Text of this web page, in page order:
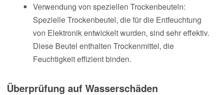
Verwendung von speziellen Trockenbeuteln:
Spezielle Trockenbeutel, die für die Entfeuchtung
von Elektronik entwickelt wurden, sind sehr effektiv.
Diese Beutel enthalten Trockenmittel, die
Feuchtigkeit effizient binden.
Überprüfung auf Wasserschäden